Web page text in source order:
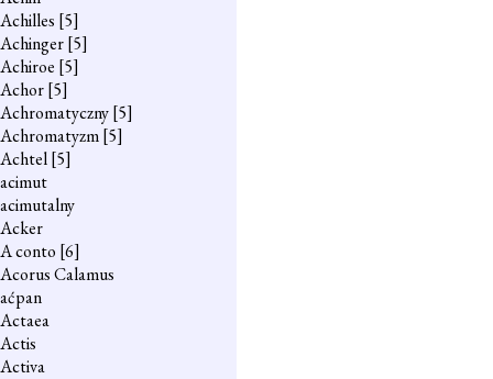
Achilles [5]
Achinger[5]
Achiroe [5]
Achor[5]
Achromatyczny[5]
Achromatyzm[5]
Achtel[5]
acimut
acimutalny
Acker
A conto [6]
Acorus Calamus
aćpan
Actaea
Actis
Activa